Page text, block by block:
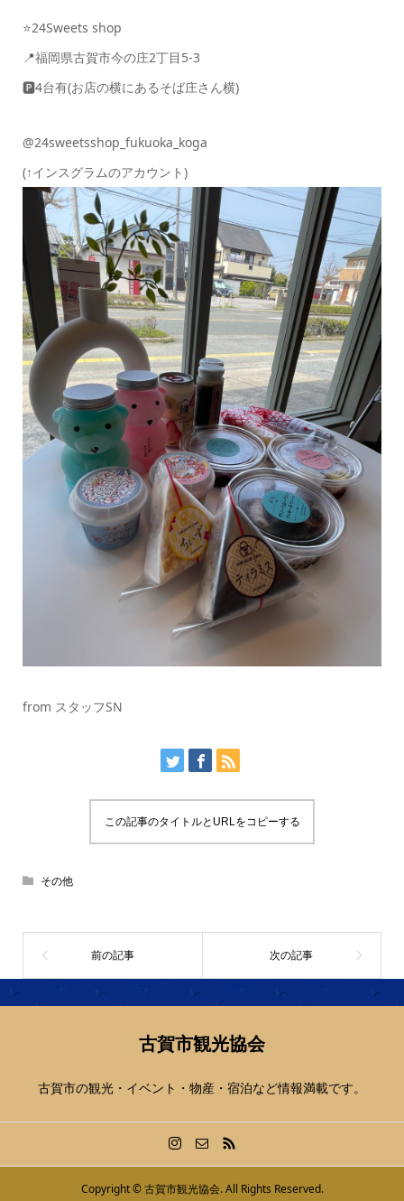
⭐️24Sweets shop
📍福岡県古賀市今の庄2丁目5-3
🅿️4台有(お店の横にあるそば庄さん横)
@24sweetsshop_fukuoka_koga
(↑インスグラムのアカウント)
from スタッフSN
この記事のタイトルとURLをコピーする
その他
古賀市観光協会
古賀市の観光・イベント・物産・宿泊など情報満載です。
Copyright ©古賀市観光協会. All Rights Reserved.